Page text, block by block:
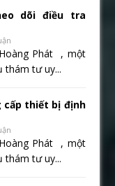
dõi điều tra
Phát , một
thám tư uy...
cấp thiết bị định
Phát , một
thám tư uy...